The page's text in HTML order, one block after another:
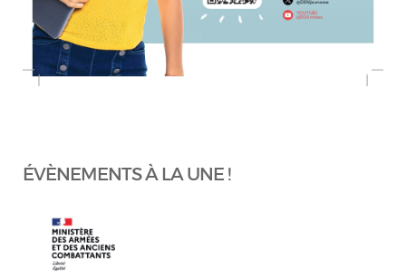
ÉVÈNEMENTS À LA UNE !